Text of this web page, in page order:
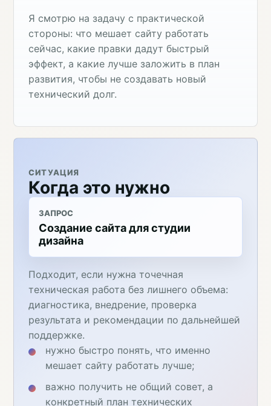
Я смотрю на задачу с практической
стороны: что мешает сайту работать
сейчас, какие правки дадут быстрый
эффект, а какие лучше заложить в план
развития, чтобы не создавать новый
технический долг.
СИТУАЦИЯ
Когда это нужно
ЗАПРОС
Создание сайта для студии
дизайна
Подходит, если нужна точечная
техническая работа без лишнего объема:
диагностика, внедрение, проверка
результата и рекомендации по дальнейшей
поддержке.
нужно быстро понять, что именно
мешает сайту работать лучше;
важно получить не общий совет, а
конкретный план технических